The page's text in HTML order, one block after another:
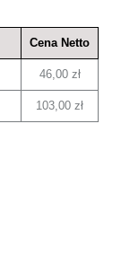
Cena Netto
46,00 zł
103,00 zł